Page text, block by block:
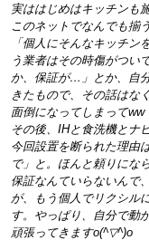
実ははじめはキッチンも
このネットでなんでも揃
「個人にそんなキッチ
う業者はその時傷がつい
か、保証が…」とか、自
きたもので、その話はな
面倒になってしまってww
その後、IHと食洗機とナ
今回設置を断られた理由
で」と。ほんと頼りにな
保証なんていらないんで
が、もう個人でリクシル
す。やっぱり、自分で動
頑張ってきますo(^▽^)o